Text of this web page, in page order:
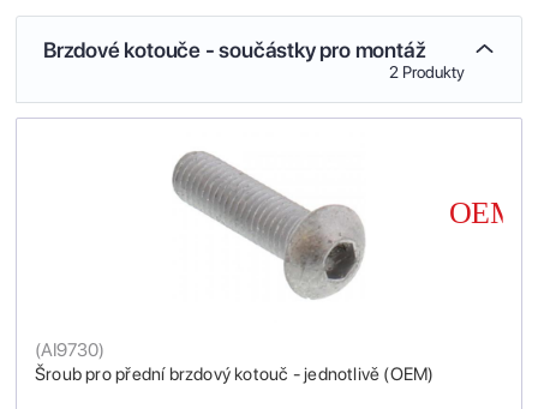
Brzdové kotouče - součástky pro montáž
2 Produkty
Šroub pro přední brzdový kotouč - jednotlivě (OEM)
(AI9730)